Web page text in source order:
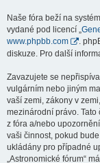
Naše fóra beží na
vydané pod licencí „
www.phpbb.com
.
diskuze. Pro další
Zavazujete se
vulgárním nebo jiným
vaší zemi, zákony v
mezinárodní právo. Tato
z fóra a/nebo
vaši činnost, pokud
ukládány pro případné
„Astronomické fórum“